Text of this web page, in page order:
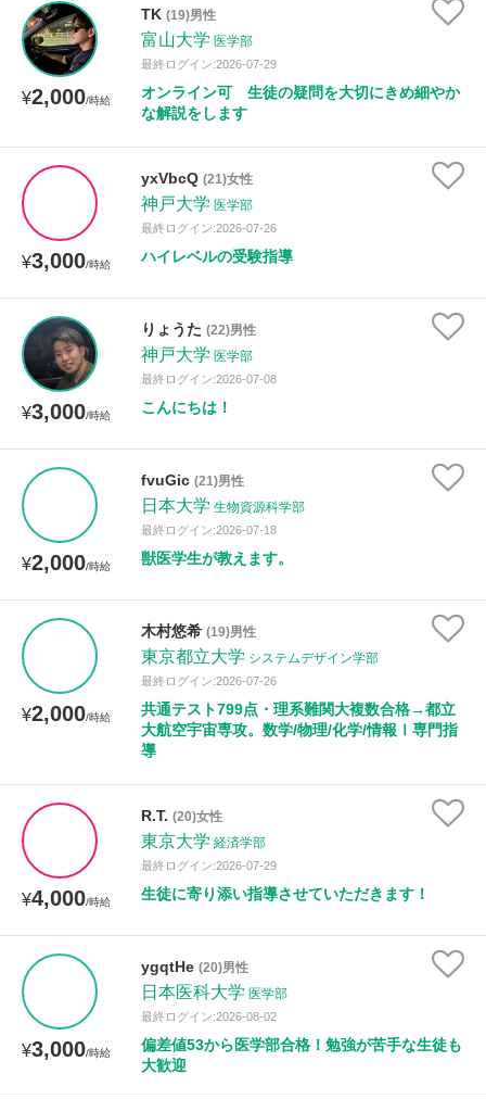
¥2,000/時給
TK (19)男性
富山大学 医学部
最終ログイン:2026-07-29
オンライン可 生徒の疑問を大切にきめ細やか
な解説をします
¥3,000/時給
yxVbcQ (21)女性
神戸大学 医学部
最終ログイン:2026-07-26
ハイレベルの受験指導
¥3,000/時給
りょうた (22)男性
神戸大学 医学部
最終ログイン:2026-07-08
こんにちは！
¥2,000/時給
fvuGic (21)男性
日本大学 生物資源科学部
最終ログイン:2026-07-18
獣医学生が教えます。
¥2,000/時給
木村悠希 (19)男性
東京都立大学 システムデザイン学部
最終ログイン:2026-07-26
共通テスト799点・理系難関大複数合格→都立
大航空宇宙専攻。数学/物理/化学/情報Ⅰ専門指
導
¥4,000/時給
R.T. (20)女性
東京大学 経済学部
最終ログイン:2026-07-29
生徒に寄り添い指導させていただきます！
¥3,000/時給
ygqtHe (20)男性
日本医科大学 医学部
最終ログイン:2026-08-02
偏差値53から医学部合格！勉強が苦手な生徒も
大歓迎